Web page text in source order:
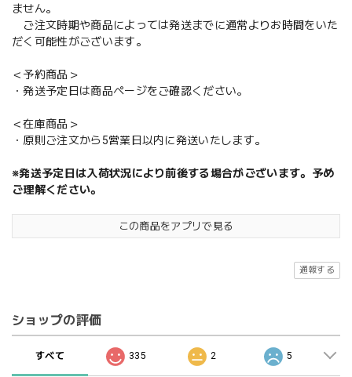
ません。
ご注文時期や商品によっては発送までに通常よりお時間をいた
だく可能性がございます。
＜予約商品＞
・発送予定日は商品ページをご確認ください。
＜在庫商品＞
・原則ご注文から5営業日以内に発送いたします。
※発送予定日は入荷状況により前後する場合がございます。予め
ご理解ください。
この商品をアプリで見る
通報する
ショップの評価
すべて 335 2 5